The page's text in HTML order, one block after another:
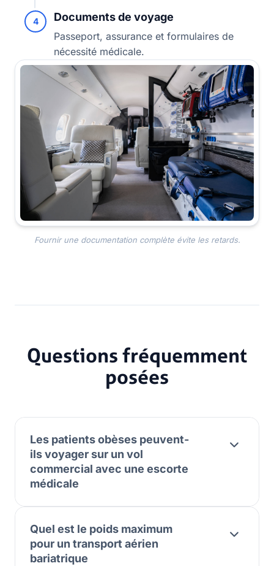
4 Documents de voyage
Passeport, assurance et formulaires de
nécessité médicale.
Fournir une documentation complète évite les retards.
Questions fréquemment
posées
Les patients obèses peuvent-
ils voyager sur un vol
commercial avec une escorte
médicale
Quel est le poids maximum
pour un transport aérien
bariatrique